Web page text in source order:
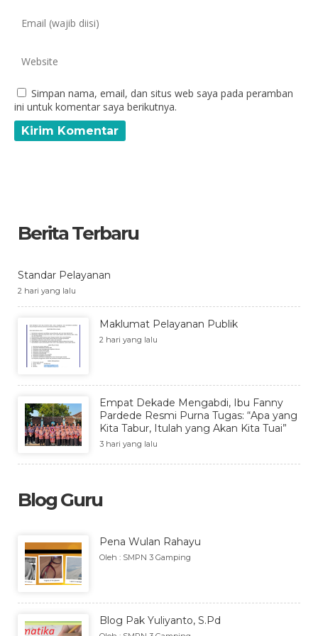
Simpan nama, email, dan situs web saya pada peramban
ini untuk komentar saya berikutnya.
Berita Terbaru
Standar Pelayanan
2 hari yang lalu
Maklumat Pelayanan Publik
2 hari yang lalu
Empat Dekade Mengabdi, Ibu Fanny
Pardede Resmi Purna Tugas: “Apa yang
Kita Tabur, Itulah yang Akan Kita Tuai”
3 hari yang lalu
Blog Guru
Pena Wulan Rahayu
Oleh : SMPN 3 Gamping
Blog Pak Yuliyanto, S.Pd